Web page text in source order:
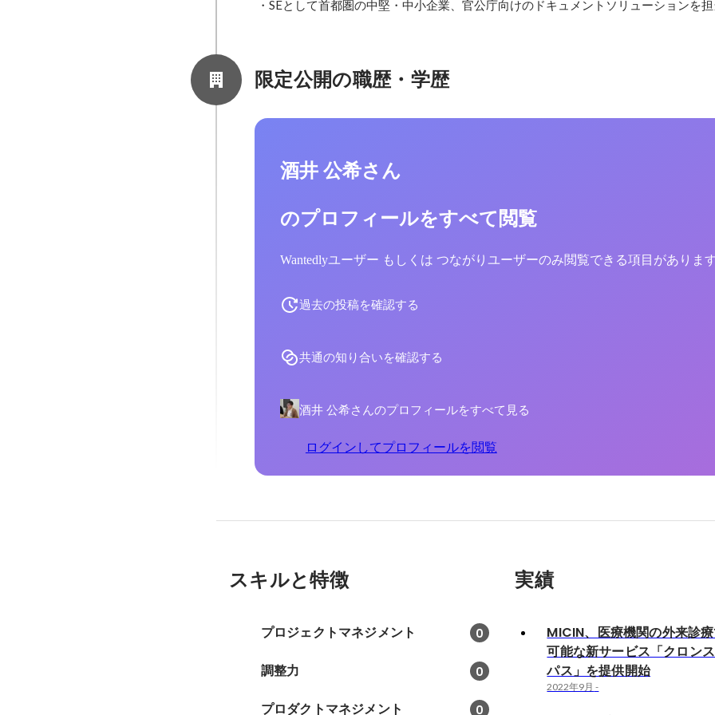
・SEとして首都圏の中堅・中小企業、官公庁向けのドキュメントソリューションを
限定公開の職歴・学歴
酒井 公希さん
のプロフィールをすべて閲覧
Wantedlyユーザー もしくは つながりユーザーのみ閲覧できる項目がありま
過去の投稿を確認する
共通の知り合いを確認する
酒井 公希さんのプロフィールをすべて見る
ログインしてプロフィールを閲覧
スキルと特徴
プロジェクトマネジメント 0
調整力 0
プロダクトマネジメント 0
実績
MICIN、医療機関の外来診
可能な新サービス「クロン
パス」を提供開始
2022年9月 -